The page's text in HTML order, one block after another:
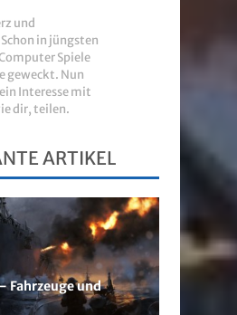
und
in jüngsten
Spiele
geweckt. Nun
Interesse mit
dir, teilen.
ARTIKEL
Fahrzeuge und